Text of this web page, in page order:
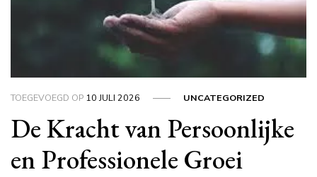
TOEGEVOEGD OP 10 JULI 2026 UNCATEGORIZED
De Kracht van Persoonlijke
en Professionele Groei